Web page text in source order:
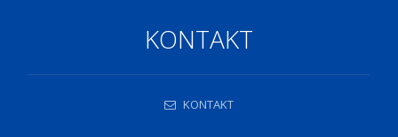
KONTAKT
KONTAKT